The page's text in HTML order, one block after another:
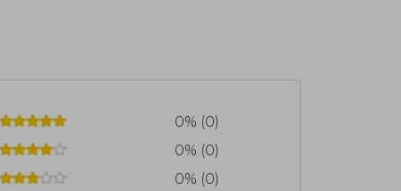
la segunda posición en la lista de
como el español.
0% (0)
0% (0)
0% (0)